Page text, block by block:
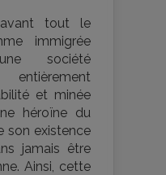
tout le
immigrée
société
et minée
héroïne du
son existence
jamais être
Ainsi, cette